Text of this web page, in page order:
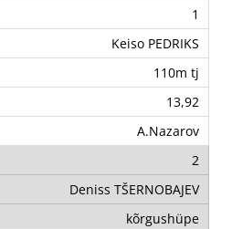
1
Keiso PEDRIKS
110m tj
13,92
A.Nazarov
2
Deniss TŠERNOBAJEV
kõrgushüpe